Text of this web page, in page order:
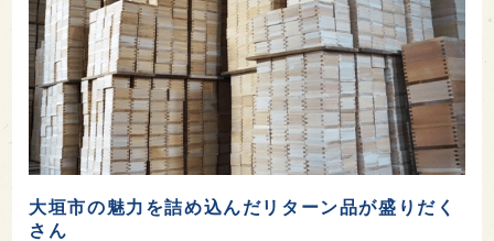
大垣市の魅力を詰め込んだリターン品が盛りだく
さん